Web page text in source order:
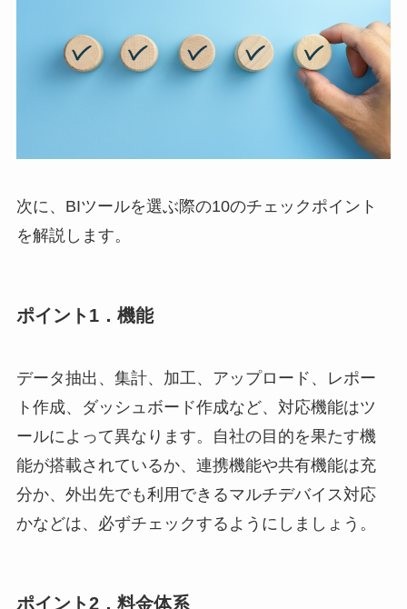
次に、BIツールを選ぶ際の10のチェックポイント
を解説します。
ポイント1．機能
データ抽出、集計、加工、アップロード、レポー
ト作成、ダッシュボード作成など、対応機能はツ
ールによって異なります。自社の目的を果たす機
能が搭載されているか、連携機能や共有機能は充
分か、外出先でも利用できるマルチデバイス対応
かなどは、必ずチェックするようにしましょう。
ポイント2．料金体系